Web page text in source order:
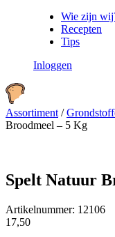
Wie zijn
Recepten
Tips
Inloggen
Assortiment /
Broodmeel – 5 Kg
Spelt Natuur
Artikelnummer: 12106
17,50